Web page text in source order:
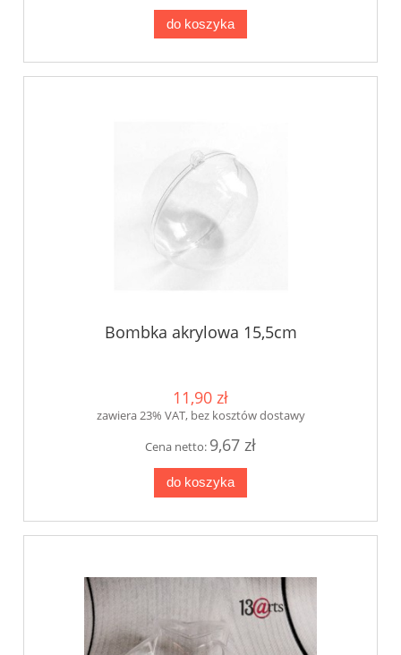
do koszyka
Bombka akrylowa 15,5cm
11,90 zł
zawiera 23% VAT, bez kosztów dostawy
Cena netto: 9,67 zł
do koszyka